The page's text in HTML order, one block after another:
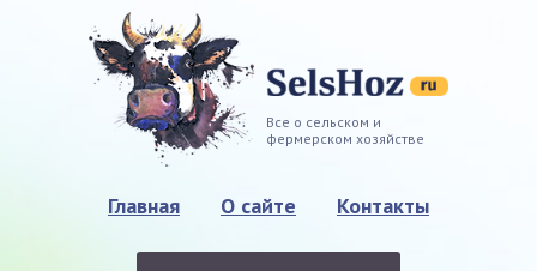
Все о сельском и
фермерском хозяйстве
Главная О сайте Контакты